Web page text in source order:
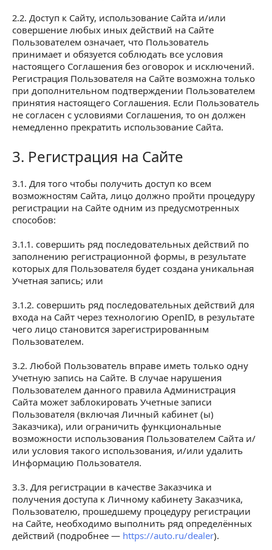
2.2. Доступ к Сайту, использование Сайта и/или
совершение любых иных действий на Сайте
Пользователем означает, что Пользователь
принимает и обязуется соблюдать все условия
настоящего Соглашения без оговорок и исключений.
Регистрация Пользователя на Сайте возможна только
при дополнительном подтверждении Пользователем
принятия настоящего Соглашения. Если Пользователь
не согласен с условиями Соглашения, то он должен
немедленно прекратить использование Сайта.
3. Регистрация на Сайте
3. Регистрация на Сайте
3.1. Для того чтобы получить доступ ко всем
возможностям Сайта, лицо должно пройти процедуру
регистрации на Сайте одним из предусмотренных
способов:
3.1.1. совершить ряд последовательных действий по
заполнению регистрационной формы, в результате
которых для Пользователя будет создана уникальная
Учетная запись; или
3.1.2. совершить ряд последовательных действий для
входа на Сайт через технологию ОpenID, в результате
чего лицо становится зарегистрированным
Пользователем.
3.2. Любой Пользователь вправе иметь только одну
Учетную запись на Сайте. В случае нарушения
Пользователем данного правила Администрация
Сайта может заблокировать Учетные записи
Пользователя (включая Личный кабинет (ы)
Заказчика), или ограничить функциональные
возможности использования Пользователем Сайта и/
или условия такого использования, и/или удалить
Информацию Пользователя.
3.3. Для регистрации в качестве Заказчика и
получения доступа к Личному кабинету Заказчика,
Пользователю, прошедшему процедуру регистрации
на Сайте, необходимо выполнить ряд определённых
действий (подробнее — https://auto.ru/dealer).